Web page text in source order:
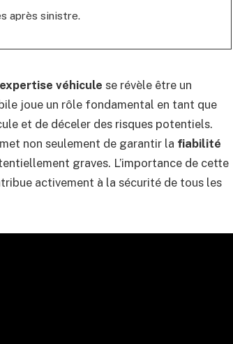
après sinistre.
expertise véhicule se révèle être un
joue un rôle fondamental en tant que
et de déceler des risques potentiels.
non seulement de garantir la fiabilité
graves. L’importance de cette
activement à la sécurité de tous les